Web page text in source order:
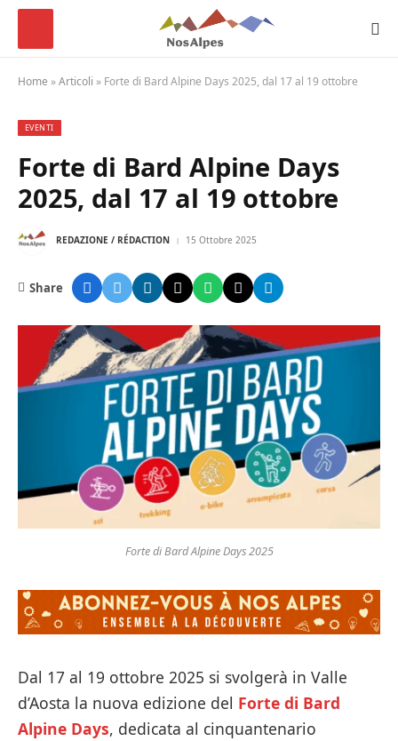
Home »Articoli » Forte di Bard Alpine Days 2025, dal 17 al 19 ottobre
EVENTI
Forte di Bard Alpine Days
2025, dal 17 al 19 ottobre
REDAZIONE / RÉDACTION 15 Ottobre 2025
Share
Forte di Bard Alpine Days 2025
Dal 17 al 19 ottobre 2025 si svolgerà in Valle
d’Aosta la nuova edizione del Forte di Bard
Alpine Days, dedicata al cinquantenario